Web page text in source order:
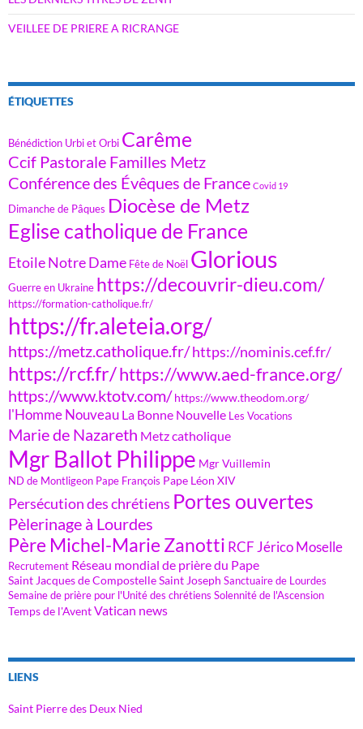
VEILLEE DE PRIERE A RICRANGE
ÉTIQUETTES
Bénédiction Urbi et Orbi Carême
Ccif Pastorale Familles Metz
Conférence des Évêques de France Covid 19
Dimanche de Pâques Diocèse de Metz
Eglise catholique de France
Etoile Notre Dame Fête de Noël Glorious
Guerre en Ukraine https://decouvrir-dieu.com/
https://formation-catholique.fr/
https://fr.aleteia.org/
https://metz.catholique.fr/https://nominis.cef.fr/
https://rcf.fr/https://www.aed-france.org/
https://www.ktotv.com/ https://www.theodom.org/
l'Homme Nouveau La Bonne Nouvelle Les Vocations
Marie de Nazareth Metz catholique
Mgr Ballot Philippe Mgr Vuillemin
ND de Montligeon Pape François Pape Léon XIV
Persécution des chrétiens Portes ouvertes
Pèlerinage à Lourdes
Père Michel-Marie Zanotti RCF Jérico Moselle
Recrutement Réseau mondial de prière du Pape
Saint Jacques de CompostelleSaint Joseph Sanctuaire de Lourdes
Semaine de prière pour l'Unité des chrétiens Solennité de l'Ascension
Temps de l'AventVatican news
LIENS
Saint Pierre des Deux Nied